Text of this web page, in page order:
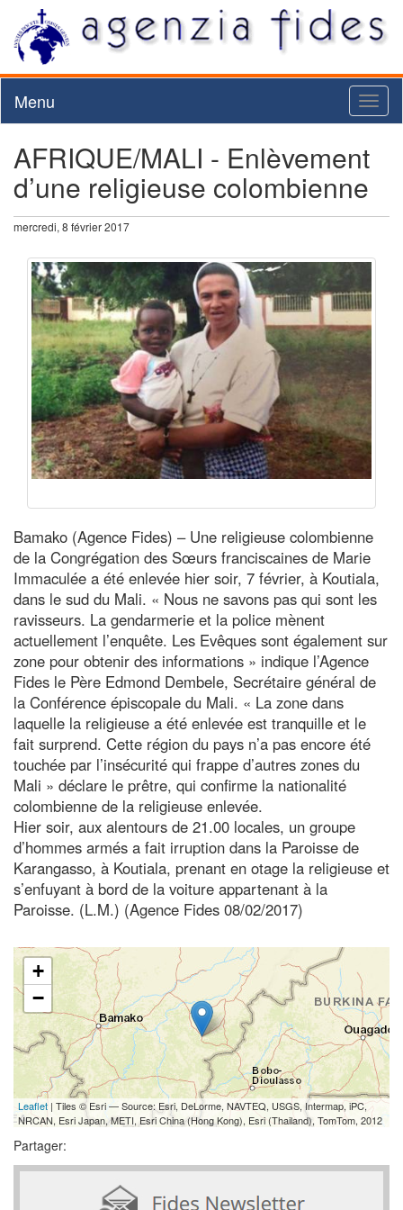
Menu
AFRIQUE/MALI - Enlèvement
d’une religieuse colombienne
mercredi, 8 février 2017
Bamako (Agence Fides) – Une religieuse colombienne
de la Congrégation des Sœurs franciscaines de Marie
Immaculée a été enlevée hier soir, 7 février, à Koutiala,
dans le sud du Mali. « Nous ne savons pas qui sont les
ravisseurs. La gendarmerie et la police mènent
actuellement l’enquête. Les Evêques sont également sur
zone pour obtenir des informations » indique l’Agence
Fides le Père Edmond Dembele, Secrétaire général de
la Conférence épiscopale du Mali. « La zone dans
laquelle la religieuse a été enlevée est tranquille et le
fait surprend. Cette région du pays n’a pas encore été
touchée par l’insécurité qui frappe d’autres zones du
Mali » déclare le prêtre, qui confirme la nationalité
colombienne de la religieuse enlevée.
Hier soir, aux alentours de 21.00 locales, un groupe
d’hommes armés a fait irruption dans la Paroisse de
Karangasso, à Koutiala, prenant en otage la religieuse et
s’enfuyant à bord de la voiture appartenant à la
Paroisse. (L.M.) (Agence Fides 08/02/2017)
+
−
Leaflet | Tiles © Esri — Source: Esri, DeLorme, NAVTEQ, USGS, Intermap, iPC,
NRCAN, Esri Japan, METI, Esri China (Hong Kong), Esri (Thailand), TomTom, 2012
Partager: